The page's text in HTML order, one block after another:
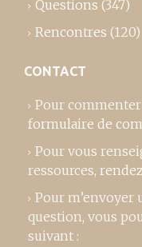
Questions (347)
Rencontres (120)
CONTACT
Pour
formulaire de
Pour vous
ressources,
Pour m’envoyer
question, vous
suivant :